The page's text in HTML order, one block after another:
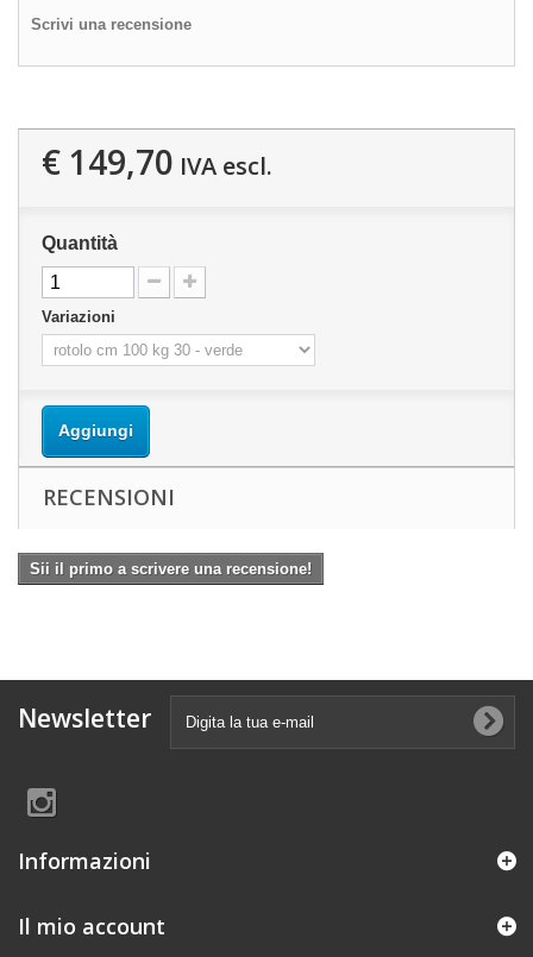
Scrivi una recensione
€ 149,70 IVA escl.
Quantità
Variazioni
Aggiungi
RECENSIONI
Sii il primo a scrivere una recensione!
Newsletter
Informazioni
Il mio account